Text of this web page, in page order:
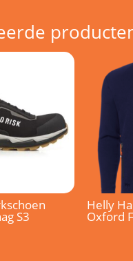
S3
Helly
Oxford